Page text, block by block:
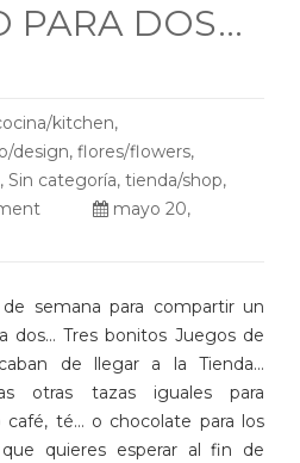
PARA DOS…
kitchen,
design, flores/flowers,
, Sin categoría, tienda/shop,
mayo 20,
semana para compartir un
dos… Tres bonitos Juegos de
de llegar a la Tienda…
otras tazas iguales para
café, té… o chocolate para los
quieres esperar al fin de